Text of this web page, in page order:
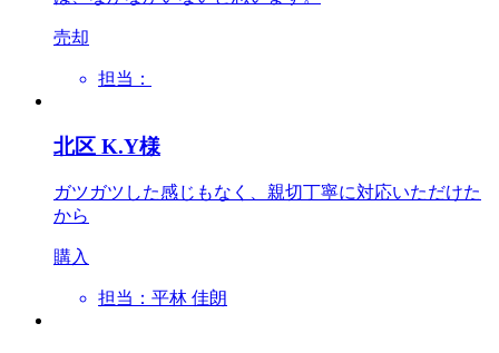
売却
担当：
北区 K.Y様
ガツガツした感じもなく、親切丁寧に対応いただけた
から
購入
担当：平林 佳朗